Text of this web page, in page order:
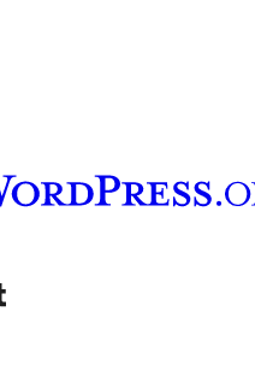
channel
our Tumblr account